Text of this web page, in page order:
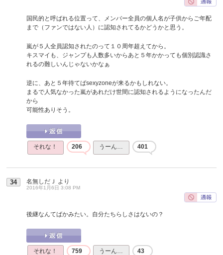
国民的と呼ばれる位置って、メンバー全員の個人名が子供からご年配
まで（ファンではない人）に認知されてるかどうかと思う。
嵐が５人全員認知されたのって１０周年超えてから。
キスマイも、ジャンプも人数多いからあと５年かかっても個別認識さ
れるの難しいんじゃないかなぁ
逆に、あと５年待てばsexyzoneが来るかもしれない。
まるで人気なかった嵐があれだけ世間に認知されるようになったんだ
から
可能性ありそう。
それな！ 206 うーん… 401
34 名無しだＪ より
2016年1月6日 3:08 PM
後継なんてばかみたい。自分たちらしさはないの？
それな！ 759 うーん… 43